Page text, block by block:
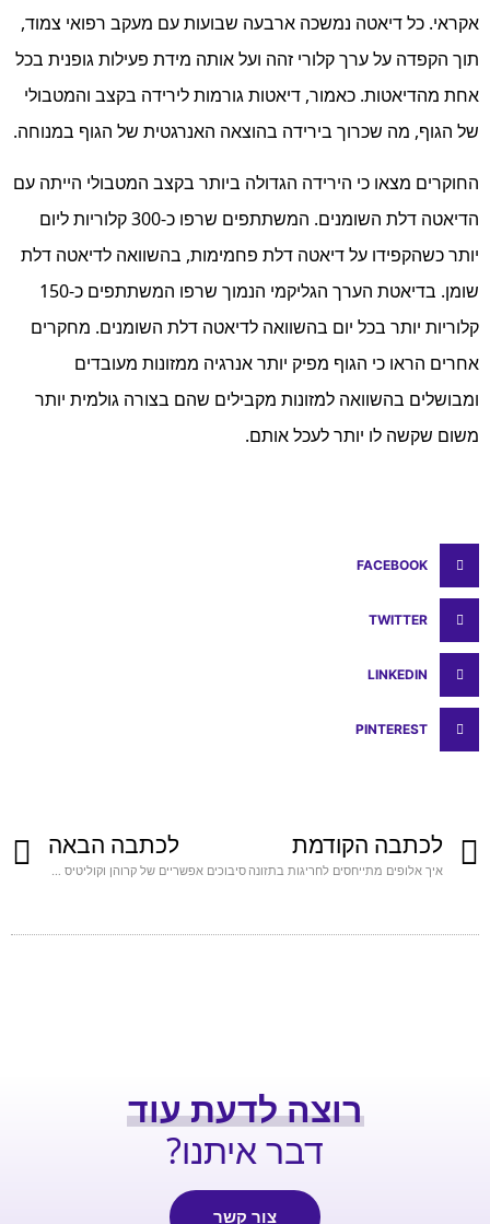
אקראי. כל דיאטה נמשכה ארבעה שבועות עם מעקב רפואי צמוד,
תוך הקפדה על ערך קלורי זהה ועל אותה מידת פעילות גופנית בכל
אחת מהדיאטות. כאמור, דיאטות גורמות לירידה בקצב והמטבולי
של הגוף, מה שכרוך בירידה בהוצאה האנרגטית של הגוף במנוחה.
החוקרים מצאו כי הירידה הגדולה ביותר בקצב המטבולי הייתה עם
הדיאטה דלת השומנים. המשתתפים שרפו כ-300 קלוריות ליום
יותר כשהקפידו על דיאטה דלת פחמימות, בהשוואה לדיאטה דלת
שומן. בדיאטת הערך הגליקמי הנמוך שרפו המשתתפים כ-150
קלוריות יותר בכל יום בהשוואה לדיאטה דלת השומנים. מחקרים
אחרים הראו כי הגוף מפיק יותר אנרגיה ממזונות מעובדים
ומבושלים בהשוואה למזונות מקבילים שהם בצורה גולמית יותר
משום שקשה לו יותר לעכל אותם.
FACEBOOK
TWITTER
LINKEDIN
PINTEREST
לכתבה הקודמת
איך אלופים מתייחסים לחריגות בתזונה
לכתבה הבאה
רוצה לדעת עוד
דבר איתנו?
צור קשר